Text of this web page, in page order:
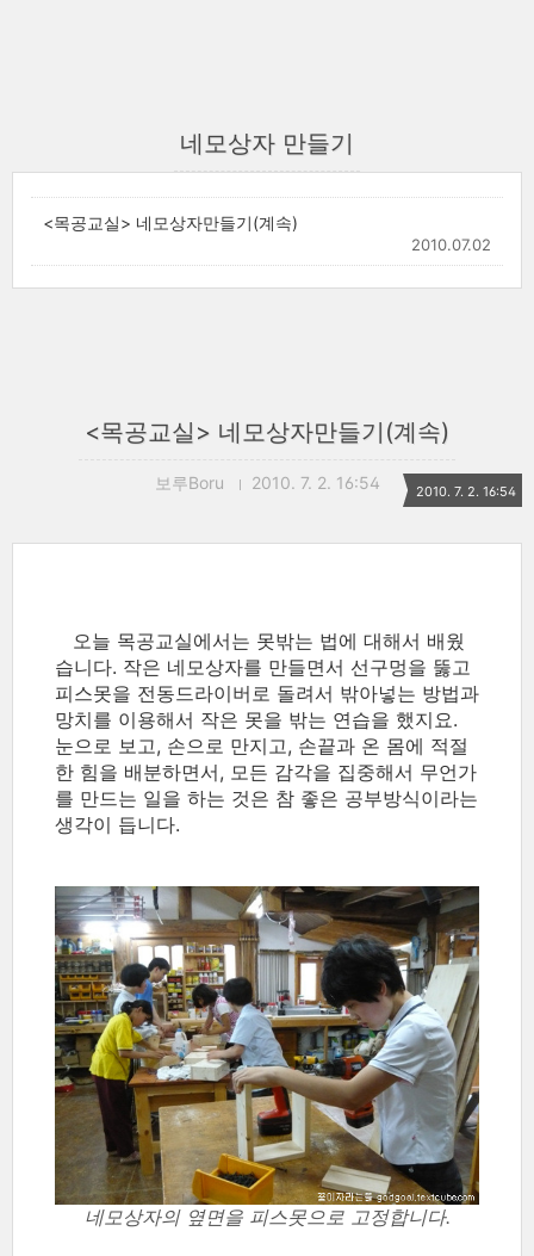
네모상자 만들기
<목공교실> 네모상자만들기(계속)
2010.07.02
<목공교실> 네모상자만들기(계속)
보루Boru 2010. 7. 2. 16:54 2010. 7. 2. 16:54
오늘 목공교실에서는 못밖는 법에 대해서 배웠
습니다. 작은 네모상자를 만들면서 선구멍을 뚫고
피스못을 전동드라이버로 돌려서 밖아넣는 방법과
망치를 이용해서 작은 못을 밖는 연습을 했지요.
눈으로 보고, 손으로 만지고, 손끝과 온 몸에 적절
한 힘을 배분하면서, 모든 감각을 집중해서 무언가
를 만드는 일을 하는 것은 참 좋은 공부방식이라는
생각이 듭니다.
네모상자의 옆면을 피스못으로 고정합니다.